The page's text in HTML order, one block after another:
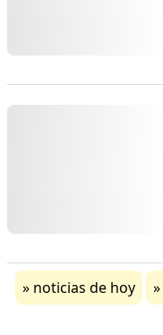
noticias de hoy